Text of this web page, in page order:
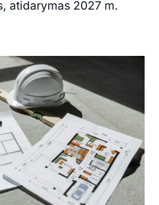
atidarymas 2027 m.